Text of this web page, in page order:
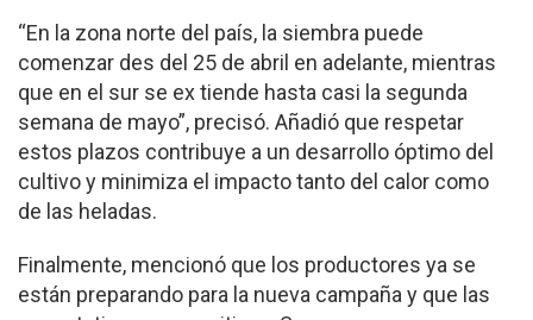
“En la zona norte del país, la siembra puede
comenzar des del 25 de abril en adelante, mientras
que en el sur se ex tiende hasta casi la segunda
semana de mayo”, precisó. Añadió que respetar
estos plazos contribuye a un desarrollo óptimo del
cultivo y minimiza el impacto tanto del calor como
de las heladas.
Finalmente, mencionó que los productores ya se
están preparando para la nueva campaña y que las